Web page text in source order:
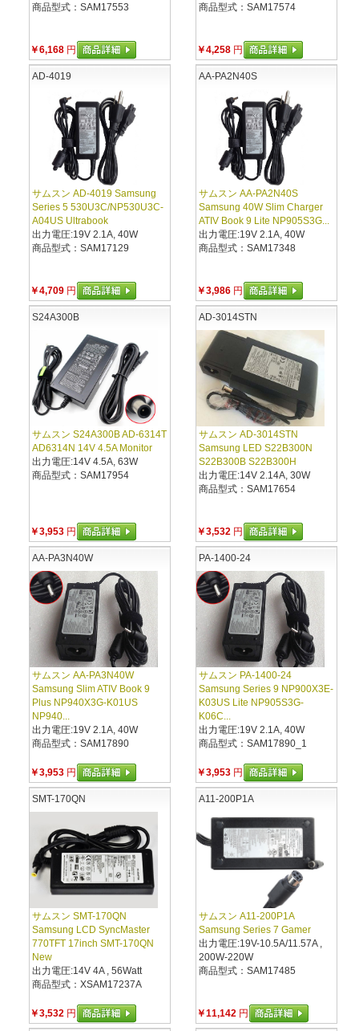
商品型式：SAM17553
￥6,168 円
商品型式：SAM17574
￥4,258 円
AD-4019
サムスン AD-4019 Samsung
Series 5 530U3C/NP530U3C-
A04US Ultrabook
出力電圧:19V 2.1A, 40W
商品型式：SAM17129
￥4,709 円
AA-PA2N40S
サムスン AA-PA2N40S
Samsung 40W Slim Charger
ATIV Book 9 Lite NP905S3G...
出力電圧:19V 2.1A, 40W
商品型式：SAM17348
￥3,986 円
S24A300B
サムスン S24A300B AD-6314T
AD6314N 14V 4.5A Monitor
出力電圧:14V 4.5A, 63W
商品型式：SAM17954
￥3,953 円
AD-3014STN
サムスン AD-3014STN
Samsung LED S22B300N
S22B300B S22B300H
出力電圧:14V 2.14A, 30W
商品型式：SAM17654
￥3,532 円
AA-PA3N40W
サムスン AA-PA3N40W
Samsung Slim ATIV Book 9
Plus NP940X3G-K01US
NP940...
出力電圧:19V 2.1A, 40W
商品型式：SAM17890
￥3,953 円
PA-1400-24
サムスン PA-1400-24
Samsung Series 9 NP900X3E-
K03US Lite NP905S3G-
K06C...
出力電圧:19V 2.1A, 40W
商品型式：SAM17890_1
￥3,953 円
SMT-170QN
サムスン SMT-170QN
Samsung LCD SyncMaster
770TFT 17inch SMT-170QN
New
出力電圧:14V 4A , 56Watt
商品型式：XSAM17237A
￥3,532 円
A11-200P1A
サムスン A11-200P1A
Samsung Series 7 Gamer
出力電圧:19V-10.5A/11.57A ,
200W-220W
商品型式：SAM17485
￥11,142 円